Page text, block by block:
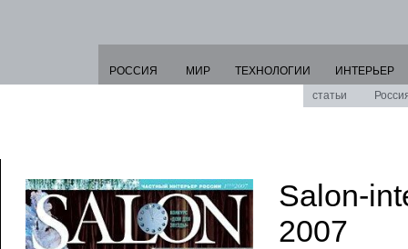
РОССИЯ МИР ТЕХНОЛОГИИ
ИНТЕРЬЕР
статьи
Salon-
2007